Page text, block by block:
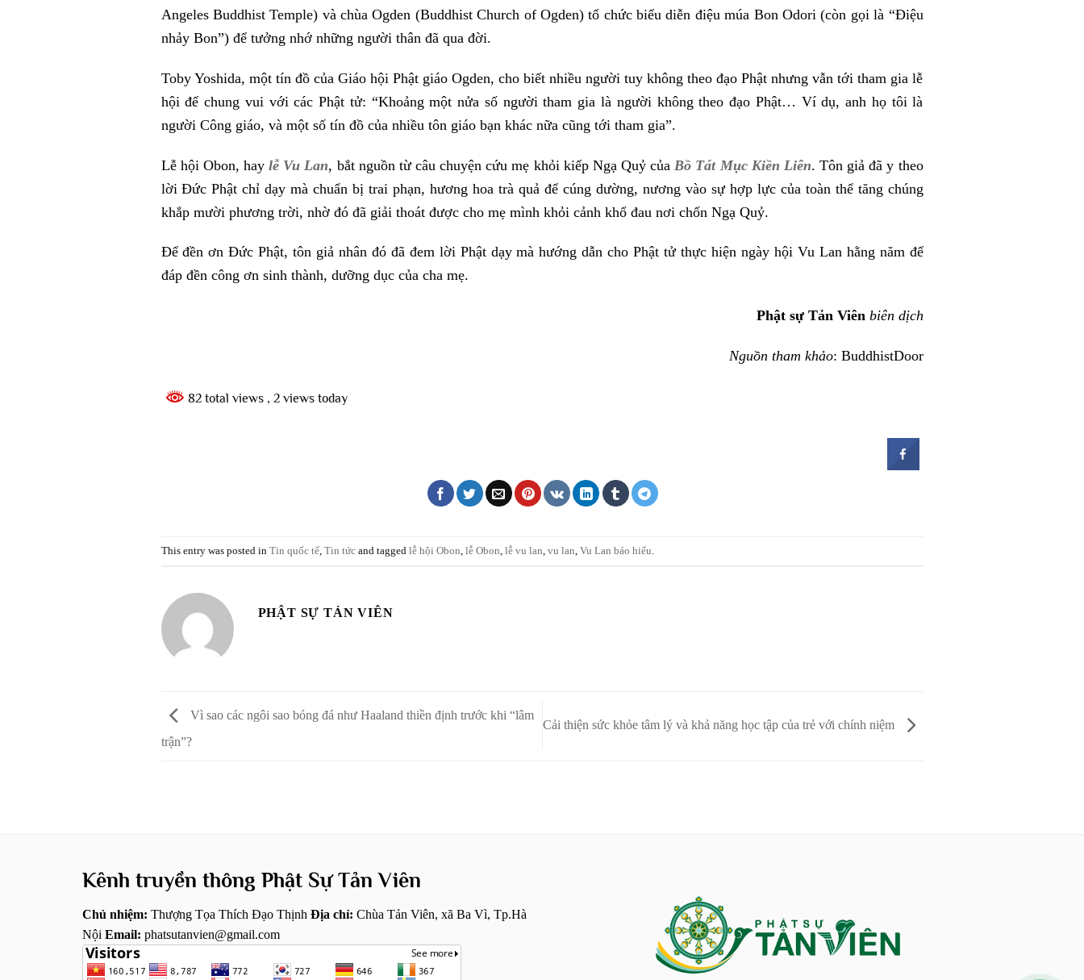
Angeles Buddhist Temple) và chùa Ogden (Buddhist Church of Ogden) tổ chức biểu diễn điệu múa Bon Odori (còn gọi là “Điệu
nhảy Bon”) để tưởng nhớ những người thân đã qua đời.
Toby Yoshida, một tín đồ của Giáo hội Phật giáo Ogden, cho biết nhiều người tuy không theo đạo Phật nhưng vẫn tới tham gia lễ
hội để chung vui với các Phật tử: “Khoảng một nửa số người tham gia là người không theo đạo Phật… Ví dụ, anh họ tôi là
người Công giáo, và một số tín đồ của nhiều tôn giáo bạn khác nữa cũng tới tham gia”.
Lễ hội Obon, haylễ Vu Lan, bắt nguồn từ câu chuyện cứu mẹ khỏi kiếp Ngạ Quỷ của Bồ Tát Mục Kiền Liên. Tôn giả đã y theo
lời Đức Phật chỉ dạy mà chuẩn bị trai phạn, hương hoa trà quả để cúng dường, nương vào sự hợp lực của toàn thể tăng chúng
khắp mười phương trời, nhờ đó đã giải thoát được cho mẹ mình khỏi cảnh khổ đau nơi chốn Ngạ Quỷ.
Để đền ơn Đức Phật, tôn giả nhân đó đã đem lời Phật dạy mà hướng dẫn cho Phật tử thực hiện ngày hội Vu Lan hằng năm để
đáp đền công ơn sinh thành, dưỡng dục của cha mẹ.
Phật sự Tản Viên biên dịch
Nguồn tham khảo: BuddhistDoor
82 total views , 2 views today
This entry was posted in Tin quốc tế, Tin tứcand tagged lễ hội Obon, lễ Obon, lễ vu lan, vu lan, Vu Lan báo hiếu.
PHẬT SỰ TẢN VIÊN
Vì sao các ngôi sao bóng đá như Haaland thiền định trước khi “lâm
trận”?
Cải thiện sức khỏe tâm lý và khả năng học tập của trẻ với chính niệm
Kênh truyền thông Phật Sự Tản Viên
Chủ nhiệm: Thượng Tọa Thích Đạo Thịnh Địa chỉ: Chùa Tản Viên, xã Ba Vì, Tp.Hà
Nội Email: phatsutanvien@gmail.com